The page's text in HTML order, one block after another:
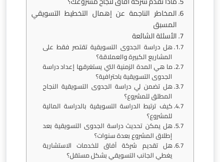
المخاطر الناجمة عن إهمال التخطيط التسويقي
المسبق
الأسئلة الشائعة
هل دراسة الجدوى التسويقية تقتصر فقط على
المشاريع الكبيرة والعملاقة؟
ما هي المدة الزمنية التي يستغرقها إعداد دراسة
الجدوى التسويقية باحترافية؟
هل تضمن لي دراسة الجدوى التسويقية النجاح
المطلق للمشروع؟
كيف ترتبط الدراسة التسويقية بالدراسة المالية
للمشروع؟
هل يمكن تحديث دراسة الجدوى التسويقية بعد
إطلاق المشروع بعدة سنوات؟
هل تقديم شركة آفاق للخدمات الاستشارية
يغطي الجانب التسويقي بشكل مستقل؟